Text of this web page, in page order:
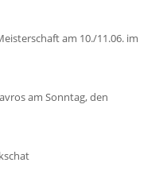
am 10./11.06. im
am Sonntag, den